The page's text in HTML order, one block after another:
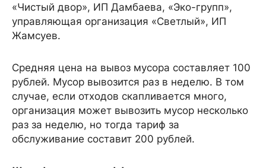
«Чистый двор», ИП Дамбаева, «Эко-групп»,
управляющая организация «Светлый», ИП
Жамсуев.
Средняя цена на вывоз мусора составляет 100
рублей. Мусор вывозится раз в неделю. В том
случае, если отходов скапливается много,
организация может вывозить мусор несколько
раз за неделю, но тогда тариф за
обслуживание составит 200 рублей.